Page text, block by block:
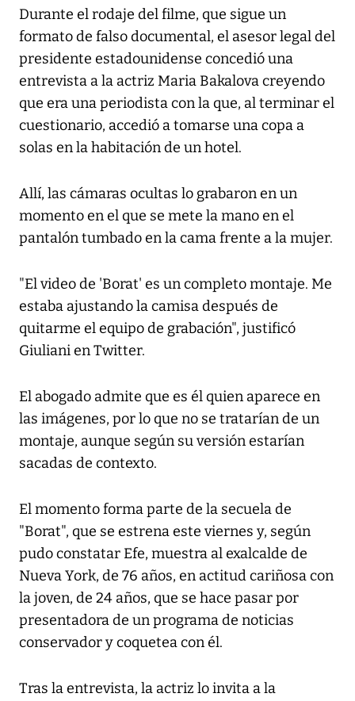
Durante el rodaje del filme, que sigue un
formato de falso documental, el asesor legal del
presidente estadounidense concedió una
entrevista a la actriz Maria Bakalova creyendo
que era una periodista con la que, al terminar el
cuestionario, accedió a tomarse una copa a
solas en la habitación de un hotel.
Allí, las cámaras ocultas lo grabaron en un
momento en el que se mete la mano en el
pantalón tumbado en la cama frente a la mujer.
"El video de 'Borat' es un completo montaje. Me
estaba ajustando la camisa después de
quitarme el equipo de grabación", justificó
Giuliani en Twitter.
El abogado admite que es él quien aparece en
las imágenes, por lo que no se tratarían de un
montaje, aunque según su versión estarían
sacadas de contexto.
El momento forma parte de la secuela de
"Borat", que se estrena este viernes y, según
pudo constatar Efe, muestra al exalcalde de
Nueva York, de 76 años, en actitud cariñosa con
la joven, de 24 años, que se hace pasar por
presentadora de un programa de noticias
conservador y coquetea con él.
Tras la entrevista, la actriz lo invita a la